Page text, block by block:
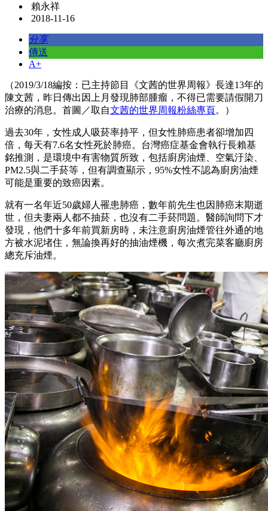
賴永祥
2018-11-16
分享
傳送
A+
（2019/3/18編按：已主持節目《文茜的世界周報》長達13年的
陳文茜，昨日傳出因上月發現肺部腫瘤，不得已需要請假開刀
治療的消息。首圖／取自文茜的世界周報粉絲專頁。）
過去30年，女性成人吸菸率持平，但女性肺癌患者卻增加四
倍，每天有7.6名女性死於肺癌。台灣癌症基金會執行長賴基
銘推測，是環境中有害物質所致，包括廚房油煙、空氣汙染、
PM2.5與二手菸等，但有調查顯示，95%女性不認為廚房油煙
可能是重要的致癌因素。
就有一名年近50歲婦人罹患肺癌，數年前先生也因肺癌末期逝
世，但夫妻兩人都不抽菸，也沒有二手菸問題。醫師詢問下才
發現，他們十多年前買新房時，未注意廚房油煙管往外通的地
方被水泥堵住，無論換再好的抽油煙機，每次煮完菜客廳廚房
總充斥油煙。